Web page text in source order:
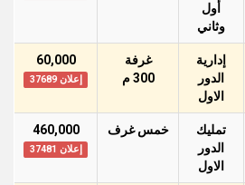
أول
وثاني
إدارية
الدور
اﻻول
غرفة
300 م
60,000
إعلان 37689
تمليك
الدور
اﻻول
خمس غرف 460,000
إعلان 37481